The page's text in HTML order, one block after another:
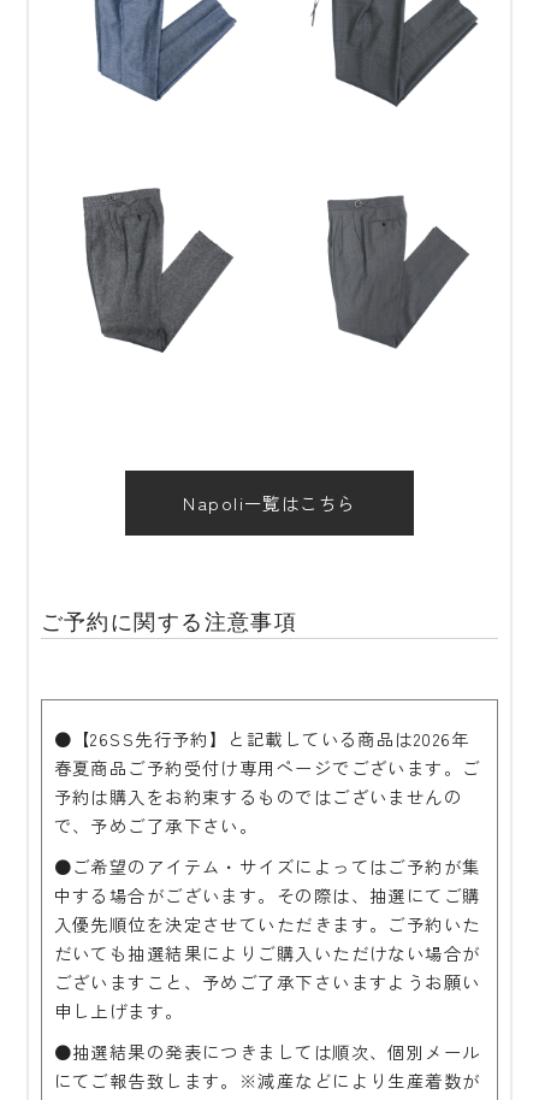
Napoli一覧はこちら
ご予約に関する注意事項
●【26SS先行予約】と記載している商品は2026年
春夏商品ご予約受付け専用ページでございます。ご
予約は購入をお約束するものではございませんの
で、予めご了承下さい。
●ご希望のアイテム・サイズによってはご予約が集
中する場合がございます。その際は、抽選にてご購
入優先順位を決定させていただきます。ご予約いた
だいても抽選結果によりご購入いただけない場合が
ございますこと、予めご了承下さいますようお願い
申し上げます。
●抽選結果の発表につきましては順次、個別メール
にてご報告致します。※減産などにより生産着数が